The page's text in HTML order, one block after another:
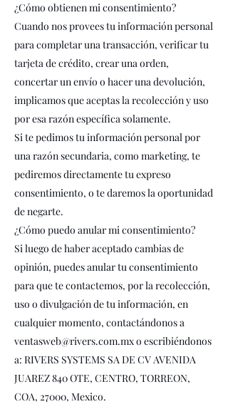
¿Cómo obtienen mi consentimiento?
Cuando nos provees tu información personal
para completar una transacción, verificar tu
tarjeta de crédito, crear una orden,
concertar un envío o hacer una devolución,
implicamos que aceptas la recolección y uso
por esa razón específica solamente.
Si te pedimos tu información personal por
una razón secundaria, como marketing, te
pediremos directamente tu expreso
consentimiento, o te daremos la oportunidad
de negarte.
¿Cómo puedo anular mi consentimiento?
Si luego de haber aceptado cambias de
opinión, puedes anular tu consentimiento
para que te contactemos, por la recolección,
uso o divulgación de tu información, en
cualquier momento, contactándonos a
ventasweb@rivers.com.mxo escribiéndonos
a: RIVERS SYSTEMS SA DE CV AVENIDA
JUAREZ 840 OTE, CENTRO, TORREON,
COA, 27000, Mexico.